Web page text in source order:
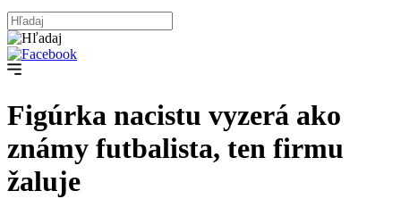
Figúrka nacistu vyzerá ako
známy futbalista, ten firmu
žaluje